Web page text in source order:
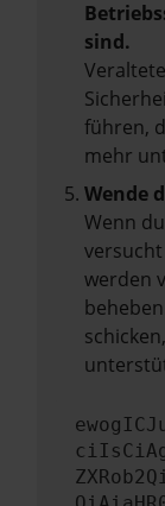
sind.
führen,
mehr
Wende
Wenn
werden